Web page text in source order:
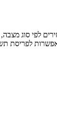
לפי סוג
לפריסת